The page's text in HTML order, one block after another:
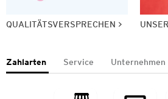
QUALITÄTSVERSPRECHEN
Zahlarten Service Unternehmen